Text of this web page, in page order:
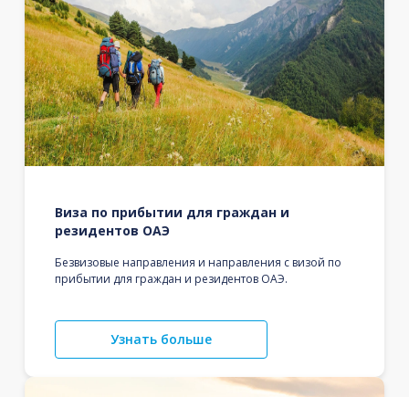
Виза по прибытии для граждан и
резидентов ОАЭ
Безвизовые направления и направления с визой по
прибытии для граждан и резидентов ОАЭ.
Узнать больше